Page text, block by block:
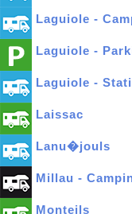
Laguiole -
Laguiole -
Laguiole -
Laissac
Lanu�jouls
Millau -
Monteils